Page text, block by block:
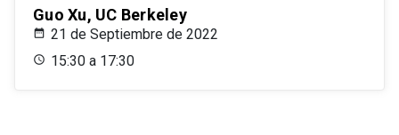
Guo Xu, UC Berkeley
21 de Septiembre de 2022
15:30 a 17:30